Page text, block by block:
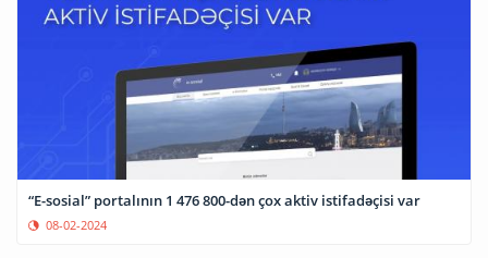
“E-sosial” portalının 1 476 800-dən çox aktiv istifadəçisi var
08-02-2024